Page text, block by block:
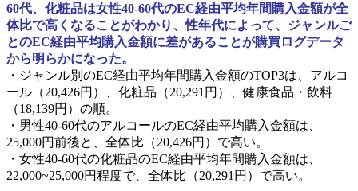
60代、化粧品は女性40-60代のEC経由平均年間購入金額が全
体比で高くなることがわかり、性年代によって、ジャンルご
とのEC経由平均購入金額に差があることが購買ログデータ
から明らかになった。
・ジャンル別のEC経由平均年間購入金額のTOP3は、アルコ
ール（20,426円）、化粧品（20,291円）、健康食品・飲料
（18,139円）の順。
・男性40-60代のアルコールのEC経由平均購入金額は、
25,000円前後と、全体比（20,426円）で高い。
・女性40-60代の化粧品のEC経由平均年間購入金額は、
22,000~25,000円程度で、全体比（20,291円）で高い。